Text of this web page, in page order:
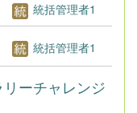
統括管理者1
統括管理者1
ーチャレンジ